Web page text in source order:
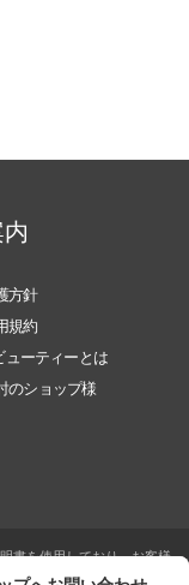
方針
規約
ューティーとは
のショップ様
書を使用しており、お客様
方針に基づき送信時にSSL